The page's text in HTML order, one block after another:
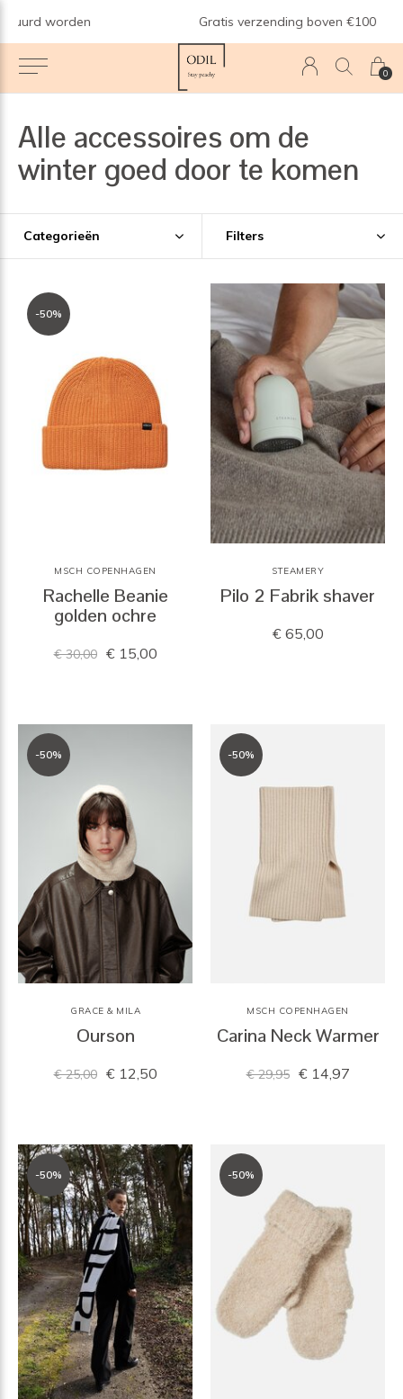
0
Gratis verzending boven €100
Alle accessoires om de
winter goed door te komen
Categorieën Filters
-50%
MSCH COPENHAGEN
Rachelle Beanie
golden ochre
€ 30,00 € 15,00
STEAMERY
Pilo 2 Fabrik shaver
€ 65,00
-50%
GRACE & MILA
Ourson
€ 25,00 € 12,50
-50%
MSCH COPENHAGEN
Carina Neck Warmer
€ 29,95 € 14,97
-50% -50%